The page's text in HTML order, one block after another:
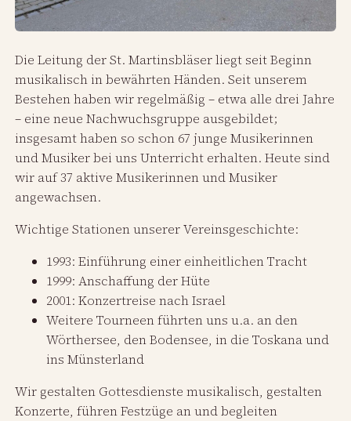
Die Leitung der St. Martinsbläser liegt seit Beginn
musikalisch in bewährten Händen. Seit unserem
Bestehen haben wir regelmäßig – etwa alle drei Jahre
– eine neue Nachwuchsgruppe ausgebildet;
insgesamt haben so schon 67 junge Musikerinnen
und Musiker bei uns Unterricht erhalten. Heute sind
wir auf 37 aktive Musikerinnen und Musiker
angewachsen.
Wichtige Stationen unserer Vereinsgeschichte:
1993: Einführung einer einheitlichen Tracht
1999: Anschaffung der Hüte
2001: Konzertreise nach Israel
Weitere Tourneen führten uns u.a. an den
Wörthersee, den Bodensee, in die Toskana und
ins Münsterland
Wir gestalten Gottesdienste musikalisch, gestalten
Konzerte, führen Festzüge an und begleiten